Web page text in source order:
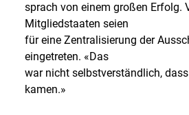
sprach von einem großen Erfolg.
Mitgliedstaaten seien
für eine Zentralisierung der
eingetreten. «Das
war nicht selbstverständlich,
kamen.»